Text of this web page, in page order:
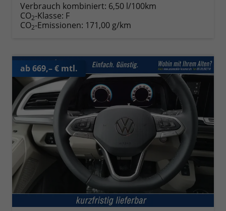
Verbrauch kombiniert: 6,50 l/100km
CO2-Klasse: F
CO2-Emissionen: 171,00 g/km
ab 669,– € mtl.